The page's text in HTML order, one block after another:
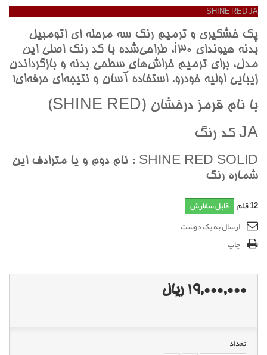
SHINE RED JA
پک خشگيري و ترميم رنگ سه مرحله اي اتومبيل
بدنه هيونداي i30، طراحي‌شده با کد رنگ اصلي اين
مدل، براي ترميم خراش‌هاي سطحي بدنه و بازگرداندن
زيبايي اوليه خودرو. استفاده آسان و نتيجه‌اي حرفه‌اي!
با نام قرمز درخشان (SHINE RED)
JA کد رنگ
SHINE RED SOLID : نام دوم و يا مترادف اين
شماره رنگ
12قلم قابل سفارش
ارسال به یک دوست
چاپ
19,000,000 ریال
تعداد